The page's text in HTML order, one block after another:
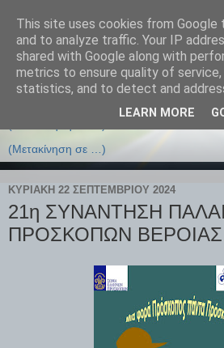
ΚΥΡΙΑΚΉ 22 ΣΕΠΤΕΜΒΡΊΟΥ 2024
21η ΣΥΝΑΝΤΗΣΗ
ΠΡΟΣΚΟΠΩΝ ΒΕΡΟΙΑΣ
This site uses cookies from
and to analyze traffic. Your IP
shared with Google along with
metrics to ensure quality of service,
statistics, and to detect and
LEARN MORE